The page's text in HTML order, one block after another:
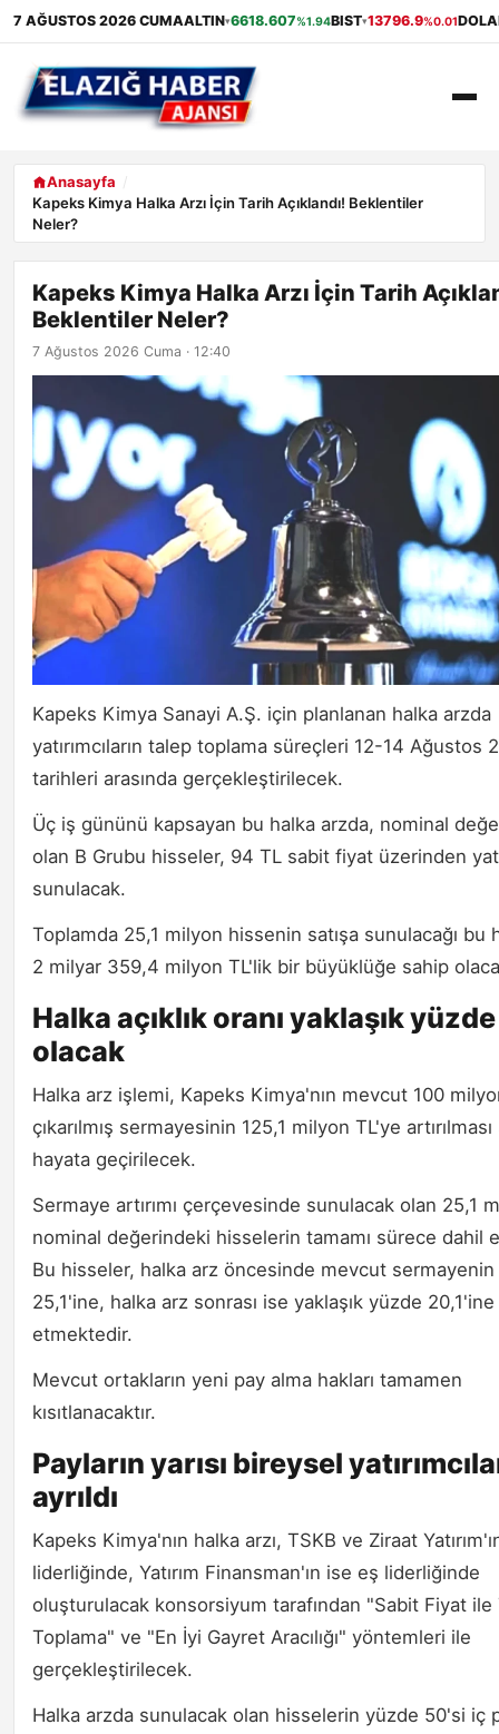
7 AĞUSTOS 2026 CUMAALTIN▾6618.607%1.94BIST▾13796.9%0.01
ANASAYFA
GÜNDEM
SAĞLIK
ALIŞVERIŞ
Anasayfa
Kapeks Kimya Halka Arzı İçin Tarih Açıklandı! Beklentiler
Neler?
Kapeks Kimya Halka Arzı İçin Tarih
Beklentiler Neler?
7 Ağustos 2026 Cuma · 12:40
Kapeks Kimya Sanayi A.Ş. için planlanan halka arzda
yatırımcıların talep toplama süreçleri 12-14 Ağustos
tarihleri arasında gerçekleştirilecek.
Üç iş gününü kapsayan bu halka arzda, nominal
olan B Grubu hisseler, 94 TL sabit fiyat üzerinden
sunulacak.
Toplamda 25,1 milyon hissenin satışa sunulacağı bu
2 milyar 359,4 milyon TL'lik bir büyüklüğe sahip
Halka açıklık oranı yaklaşık
olacak
Halka arz işlemi, Kapeks Kimya'nın mevcut 100
çıkarılmış sermayesinin 125,1 milyon TL'ye
hayata geçirilecek.
Sermaye artırımı çerçevesinde sunulacak olan 25,1
nominal değerindeki hisselerin tamamı sürece dahil
Bu hisseler, halka arz öncesinde mevcut
25,1'ine, halka arz sonrası ise yaklaşık yüzde
etmektedir.
Mevcut ortakların yeni pay alma hakları tamamen
kısıtlanacaktır.
Payların yarısı bireysel
ayrıldı
Kapeks Kimya'nın halka arzı, TSKB ve Ziraat
liderliğinde, Yatırım Finansman'ın ise eş liderliğinde
oluşturulacak konsorsiyum tarafından "Sabit Fiyat ile
Toplama" ve "En İyi Gayret Aracılığı" yöntemleri ile
gerçekleştirilecek.
Halka arzda sunulacak olan hisselerin yüzde 50'si iç